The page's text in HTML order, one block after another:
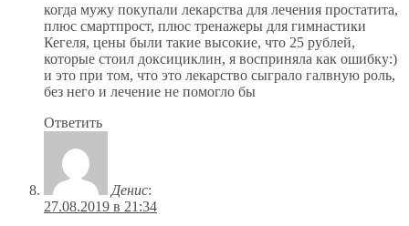
когда мужу покупали лекарства для лечения простатита,
плюс смартпрост, плюс тренажеры для гимнастики
Кегеля, цены были такие высокие, что 25 рублей,
которые стоил доксициклин, я восприняла как ошибку:)
и это при том, что это лекарство сыграло галвную роль,
без него и лечение не помогло бы
Ответить
Денис:
27.08.2019 в 21:34